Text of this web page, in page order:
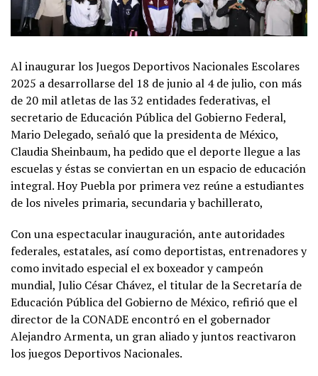
Al inaugurar los Juegos Deportivos Nacionales Escolares
2025 a desarrollarse del 18 de junio al 4 de julio, con más
de 20 mil atletas de las 32 entidades federativas, el
secretario de Educación Pública del Gobierno Federal,
Mario Delegado, señaló que la presidenta de México,
Claudia Sheinbaum, ha pedido que el deporte llegue a las
escuelas y éstas se conviertan en un espacio de educación
integral. Hoy Puebla por primera vez reúne a estudiantes
de los niveles primaria, secundaria y bachillerato,
Con una espectacular inauguración, ante autoridades
federales, estatales, así como deportistas, entrenadores y
como invitado especial el ex boxeador y campeón
mundial, Julio César Chávez, el titular de la Secretaría de
Educación Pública del Gobierno de México, refirió que el
director de la CONADE encontró en el gobernador
Alejandro Armenta, un gran aliado y juntos reactivaron
los juegos Deportivos Nacionales.